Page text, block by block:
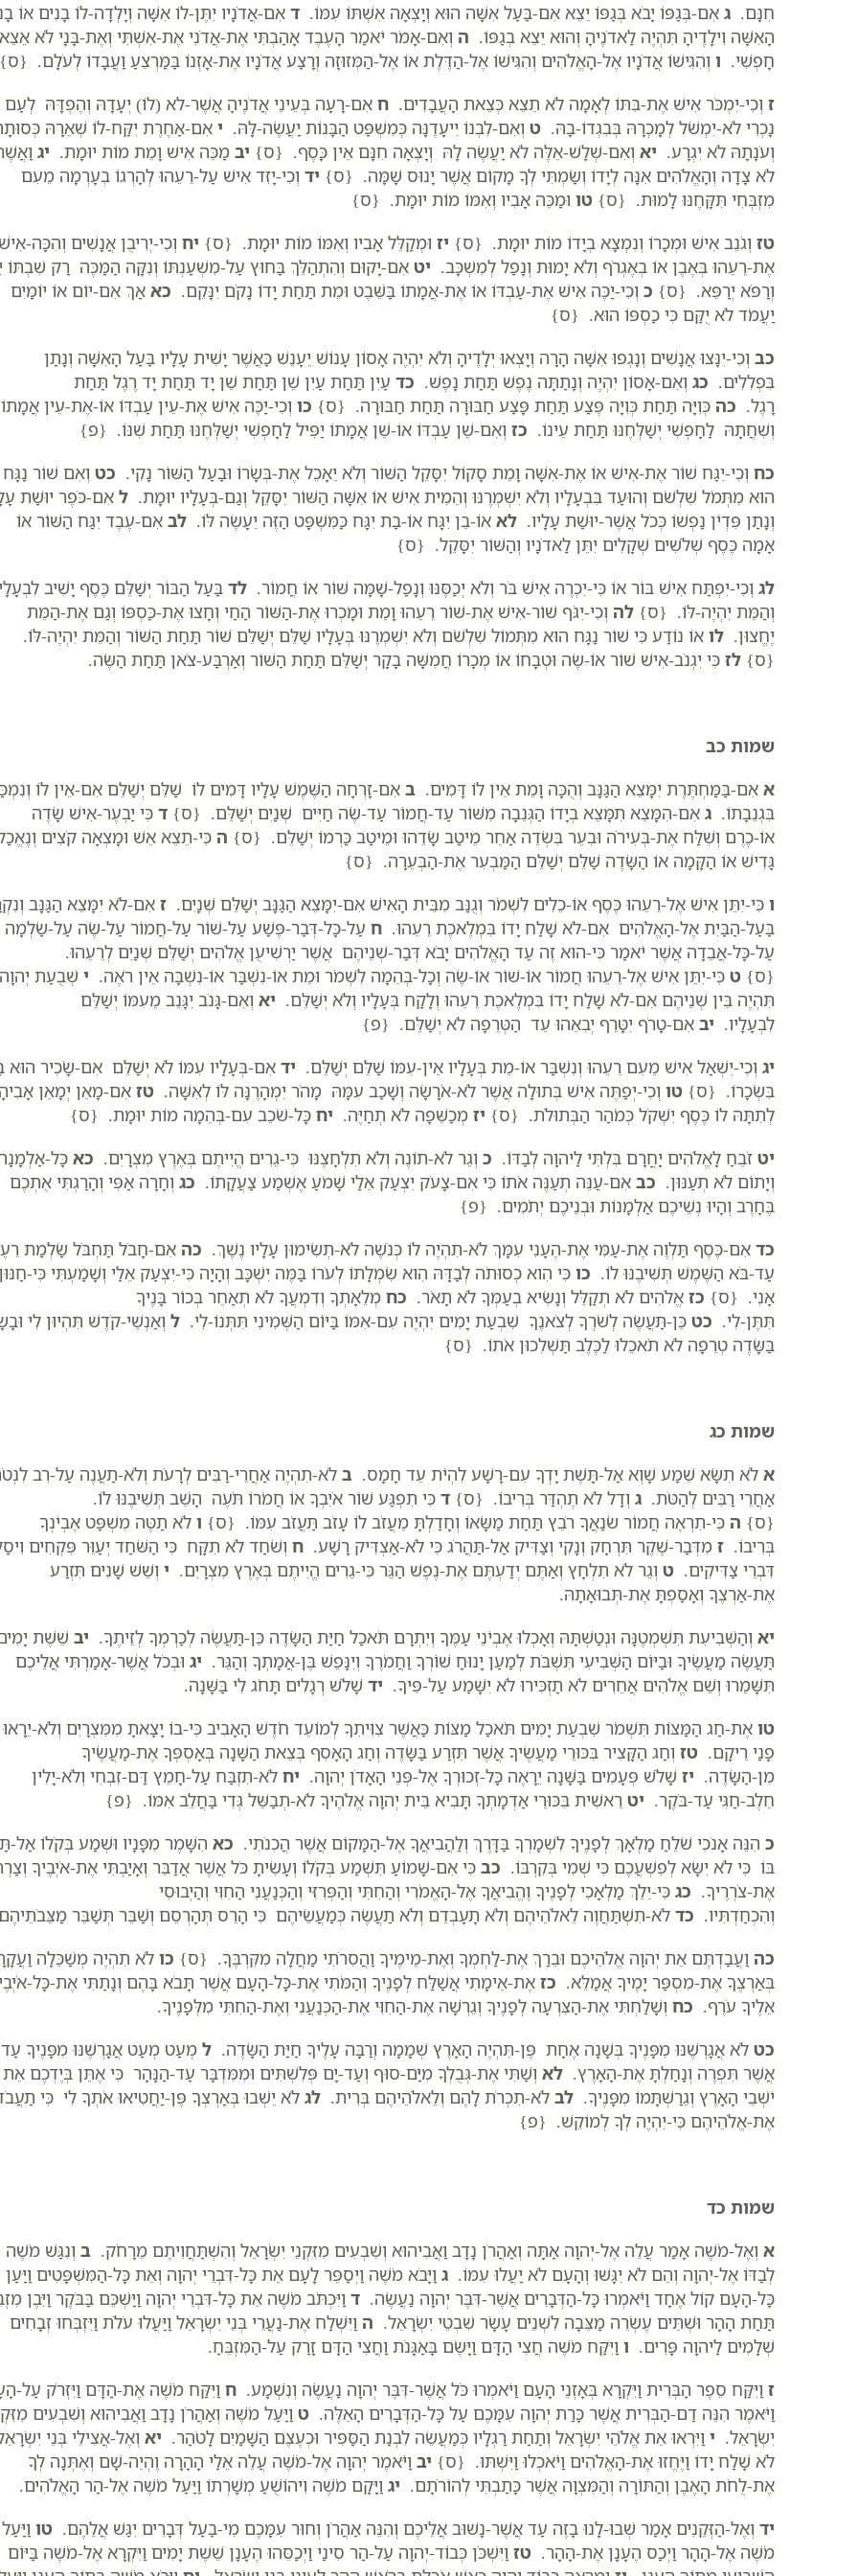
חִנָּם. ג אִם-בְּגַפּוֹ יָבֹא בְּגַפּוֹ יֵצֵא אִם-בַּעַל אִשָּׁה הוּא וְיָצְאָה אִשְׁתּוֹ עִמּוֹ. ד אִם-אֲדֹנָיו יִתֶּן-לוֹ אִשָּׁה וְיָלְדָה-לוֹ בָנִים אוֹ
הָאִשָּׁה וִילָדֶיהָ תִּהְיֶה לַאדֹנֶיהָ וְהוּא יֵצֵא בְגַפּוֹ. ה וְאִם-אָמֹר יֹאמַר הָעֶבֶד אָהַבְתִּי אֶת-אֲדֹנִי אֶת-אִשְׁתִּי וְאֶת-בָּנָי לֹא אֵצֵא
חָפְשִׁי. ו וְהִגִּישׁוֹ אֲדֹנָיו אֶל-הָאֱלֹהִים וְהִגִּישׁוֹ אֶל-הַדֶּלֶת אוֹ אֶל-הַמְּזוּזָה וְרָצַע אֲדֹנָיו אֶת-אָזְנוֹ בַּמַּרְצֵעַ וַעֲבָדוֹ לְעֹלָם. {ס}
ז וְכִי-יִמְכֹּר אִישׁ אֶת-בִּתּוֹ לְאָמָה לֹא תֵצֵא כְּצֵאת הָעֲבָדִים. ח אִם-רָעָה בְּעֵינֵי אֲדֹנֶיהָ אֲשֶׁר-לא (לוֹ) יְעָדָהּ וְהֶפְדָּהּ לְעַם
נָכְרִי לֹא-יִמְשֹׁל לְמָכְרָהּ בְּבִגְדוֹ-בָהּ. ט וְאִם-לִבְנוֹ יִיעָדֶנָּה כְּמִשְׁפַּט הַבָּנוֹת יַעֲשֶׂה-לָּהּ. י אִם-אַחֶרֶת יִקַּח-לוֹ שְׁאֵרָהּ
וְעֹנָתָהּ לֹא יִגְרָע. יא וְאִם-שְׁלָשׁ-אֵלֶּה לֹא יַעֲשֶׂה לָהּ וְיָצְאָה חִנָּם אֵין כָּסֶף. {ס} יב מַכֵּה אִישׁ וָמֵת מוֹת יוּמָת. יג
לֹא צָדָה וְהָאֱלֹהִים אִנָּה לְיָדוֹ וְשַׂמְתִּי לְךָ מָקוֹם אֲשֶׁר יָנוּס שָׁמָּה. {ס} יד וְכִי-יָזִד אִישׁ עַל-רֵעֵהוּ לְהָרְגוֹ בְעָרְמָה מֵעִם
מִזְבְּחִי תִּקָּחֶנּוּ לָמוּת. {ס} טו וּמַכֵּה אָבִיו וְאִמּוֹ מוֹת יוּמָת. {ס}
טז וְגֹנֵב אִישׁ וּמְכָרוֹ וְנִמְצָא בְיָדוֹ מוֹת יוּמָת. {ס} יז וּמְקַלֵּל אָבִיו וְאִמּוֹ מוֹת יוּמָת. {ס} יח וְכִי-יְרִיבֻן אֲנָשִׁים וְהִכָּה-אִישׁ
אֶת-רֵעֵהוּ בְּאֶבֶן אוֹ בְאֶגְרֹף וְלֹא יָמוּת וְנָפַל לְמִשְׁכָּב. יט אִם-יָקוּם וְהִתְהַלֵּךְ בַּחוּץ עַל-מִשְׁעַנְתּוֹ וְנִקָּה הַמַּכֶּה רַק שִׁבְתּוֹ
וְרַפֹּא יְרַפֵּא. {ס} כ וְכִי-יַכֶּה אִישׁ אֶת-עַבְדּוֹ אוֹ אֶת-אֲמָתוֹ בַּשֵּׁבֶט וּמֵת תַּחַת יָדוֹ נָקֹם יִנָּקֵם. כא אַךְ אִם-יוֹם אוֹ יוֹמַיִם
יַעֲמֹד לֹא יֻקַּם כִּי כַסְפּוֹ הוּא. {ס}
כב וְכִי-יִנָּצוּ אֲנָשִׁים וְנָגְפוּ אִשָּׁה הָרָה וְיָצְאוּ יְלָדֶיהָ וְלֹא יִהְיֶה אָסוֹן עָנוֹשׁ יֵעָנֵשׁ כַּאֲשֶׁר יָשִׁית עָלָיו בַּעַל הָאִשָּׁה וְנָתַן
בִּפְלִלִים. כג וְאִם-אָסוֹן יִהְיֶה וְנָתַתָּה נֶפֶשׁ תַּחַת נָפֶשׁ. כד עַיִן תַּחַת עַיִן שֵׁן תַּחַת שֵׁן יָד תַּחַת יָד רֶגֶל תַּחַת
רָגֶל. כה כְּוִיָּה תַּחַת כְּוִיָּה פֶּצַע תַּחַת פָּצַע חַבּוּרָה תַּחַת חַבּוּרָה. {ס} כו וְכִי-יַכֶּה אִישׁ אֶת-עֵין עַבְדּוֹ אוֹ-אֶת-עֵין אֲמָתוֹ
וְשִׁחֲתָהּ לַחָפְשִׁי יְשַׁלְּחֶנּוּ תַּחַת עֵינוֹ. כז וְאִם-שֵׁן עַבְדּוֹ אוֹ-שֵׁן אֲמָתוֹ יַפִּיל לַחָפְשִׁי יְשַׁלְּחֶנּוּ תַּחַת שִׁנּוֹ. {פ}
כח וְכִי-יִגַּח שׁוֹר אֶת-אִישׁ אוֹ אֶת-אִשָּׁה וָמֵת סָקוֹל יִסָּקֵל הַשּׁוֹר וְלֹא יֵאָכֵל אֶת-בְּשָׂרוֹ וּבַעַל הַשּׁוֹר נָקִי. כט וְאִם שׁוֹר נַגָּח
הוּא מִתְּמֹל שִׁלְשֹׁם וְהוּעַד בִּבְעָלָיו וְלֹא יִשְׁמְרֶנּוּ וְהֵמִית אִישׁ אוֹ אִשָּׁה הַשּׁוֹר יִסָּקֵל וְגַם-בְּעָלָיו יוּמָת. ל אִם-כֹּפֶר יוּשַׁת
וְנָתַן פִּדְיֹן נַפְשׁוֹ כְּכֹל אֲשֶׁר-יוּשַׁת עָלָיו. לא אוֹ-בֵן יִגָּח אוֹ-בַת יִגָּח כַּמִּשְׁפָּט הַזֶּה יֵעָשֶׂה לּוֹ. לב אִם-עֶבֶד יִגַּח הַשּׁוֹר אוֹ
אָמָה כֶּסֶף שְׁלֹשִׁים שְׁקָלִים יִתֵּן לַאדֹנָיו וְהַשּׁוֹר יִסָּקֵל. {ס}
לג וְכִי-יִפְתַּח אִישׁ בּוֹר אוֹ כִּי-יִכְרֶה אִישׁ בֹּר וְלֹא יְכַסֶּנּוּ וְנָפַל-שָׁמָּה שּׁוֹר אוֹ חֲמוֹר. לד בַּעַל הַבּוֹר יְשַׁלֵּם כֶּסֶף יָשִׁיב
וְהַמֵּת יִהְיֶה-לּוֹ. {ס} לה וְכִי-יִגֹּף שׁוֹר-אִישׁ אֶת-שׁוֹר רֵעֵהוּ וָמֵת וּמָכְרוּ אֶת-הַשּׁוֹר הַחַי וְחָצוּ אֶת-כַּסְפּוֹ וְגַם אֶת-הַמֵּת
יֶחֱצוּן. לו אוֹ נוֹדַע כִּי שׁוֹר נַגָּח הוּא מִתְּמוֹל שִׁלְשֹׁם וְלֹא יִשְׁמְרֶנּוּ בְּעָלָיו שַׁלֵּם יְשַׁלֵּם שׁוֹר תַּחַת הַשּׁוֹר וְהַמֵּת יִהְיֶה-לּוֹ.
{ס} לז כִּי יִגְנֹב-אִישׁ שׁוֹר אוֹ-שֶׂה וּטְבָחוֹ אוֹ מְכָרוֹ חֲמִשָּׁה בָקָר יְשַׁלֵּם תַּחַת הַשּׁוֹר וְאַרְבַּע-צֹאן תַּחַת הַשֶּׂה.
שמות כב
א אִם-בַּמַּחְתֶּרֶת יִמָּצֵא הַגַּנָּב וְהֻכָּה וָמֵת אֵין לוֹ דָּמִים. ב אִם-זָרְחָה הַשֶּׁמֶשׁ עָלָיו דָּמִים לוֹ שַׁלֵּם יְשַׁלֵּם אִם-אֵין לוֹ
בִּגְנֵבָתוֹ. ג אִם-הִמָּצֵא תִמָּצֵא בְיָדוֹ הַגְּנֵבָה מִשּׁוֹר עַד-חֲמוֹר עַד-שֶׂה חַיִּים שְׁנַיִם יְשַׁלֵּם. {ס} ד כִּי יַבְעֶר-אִישׁ שָׂדֶה
אוֹ-כֶרֶם וְשִׁלַּח אֶת-בְּעִירֹה וּבִעֵר בִּשְׂדֵה אַחֵר מֵיטַב שָׂדֵהוּ וּמֵיטַב כַּרְמוֹ יְשַׁלֵּם. {ס} ה כִּי-תֵצֵא אֵשׁ וּמָצְאָה קֹצִים
גָּדִישׁ אוֹ הַקָּמָה אוֹ הַשָּׂדֶה שַׁלֵּם יְשַׁלֵּם הַמַּבְעִר אֶת-הַבְּעֵרָה. {ס}
ו כִּי-יִתֵּן אִישׁ אֶל-רֵעֵהוּ כֶּסֶף אוֹ-כֵלִים לִשְׁמֹר וְגֻנַּב מִבֵּית הָאִישׁ אִם-יִמָּצֵא הַגַּנָּב יְשַׁלֵּם שְׁנָיִם. ז אִם-לֹא יִמָּצֵא הַגַּנָּב
בַּעַל-הַבַּיִת אֶל-הָאֱלֹהִים אִם-לֹא שָׁלַח יָדוֹ בִּמְלֶאכֶת רֵעֵהוּ. ח עַל-כָּל-דְּבַר-פֶּשַׁע עַל-שׁוֹר עַל-חֲמוֹר עַל-שֶׂה עַל-שַׂלְמָה
עַל-כָּל-אֲבֵדָה אֲשֶׁר יֹאמַר כִּי-הוּא זֶה עַד הָאֱלֹהִים יָבֹא דְּבַר-שְׁנֵיהֶם אֲשֶׁר יַרְשִׁיעֻן אֱלֹהִים יְשַׁלֵּם שְׁנַיִם לְרֵעֵהוּ.
{ס} ט כִּי-יִתֵּן אִישׁ אֶל-רֵעֵהוּ חֲמוֹר אוֹ-שׁוֹר אוֹ-שֶׂה וְכָל-בְּהֵמָה לִשְׁמֹר וּמֵת אוֹ-נִשְׁבַּר אוֹ-נִשְׁבָּה אֵין רֹאֶה. י שְׁבֻעַת יְהוָה
תִּהְיֶה בֵּין שְׁנֵיהֶם אִם-לֹא שָׁלַח יָדוֹ בִּמְלֶאכֶת רֵעֵהוּ וְלָקַח בְּעָלָיו וְלֹא יְשַׁלֵּם. יא וְאִם-גָּנֹב יִגָּנֵב מֵעִמּוֹ יְשַׁלֵּם
לִבְעָלָיו. יב אִם-טָרֹף יִטָּרֵף יְבִאֵהוּ עֵד הַטְּרֵפָה לֹא יְשַׁלֵּם. {פ}
יג וְכִי-יִשְׁאַל אִישׁ מֵעִם רֵעֵהוּ וְנִשְׁבַּר אוֹ-מֵת בְּעָלָיו אֵין-עִמּוֹ שַׁלֵּם יְשַׁלֵּם. יד אִם-בְּעָלָיו עִמּוֹ לֹא יְשַׁלֵּם אִם-שָׂכִיר הוּא
בִּשְׂכָרוֹ. {ס} טו וְכִי-יְפַתֶּה אִישׁ בְּתוּלָה אֲשֶׁר לֹא-אֹרָשָׂה וְשָׁכַב עִמָּהּ מָהֹר יִמְהָרֶנָּה לּוֹ לְאִשָּׁה. טז אִם-מָאֵן יְמָאֵן אָבִיהָ
לְתִתָּהּ לוֹ כֶּסֶף יִשְׁקֹל כְּמֹהַר הַבְּתוּלֹת. {ס} יז מְכַשֵּׁפָה לֹא תְחַיֶּה. יח כָּל-שֹׁכֵב עִם-בְּהֵמָה מוֹת יוּמָת. {ס}
יט זֹבֵחַ לָאֱלֹהִים יָחֳרָם בִּלְתִּי לַיהוָה לְבַדּוֹ. כ וְגֵר לֹא-תוֹנֶה וְלֹא תִלְחָצֶנּוּ כִּי-גֵרִים הֱיִיתֶם בְּאֶרֶץ מִצְרָיִם. כא כָּל-
וְיָתוֹם לֹא תְעַנּוּן. כב אִם-עַנֵּה תְעַנֶּה אֹתוֹ כִּי אִם-צָעֹק יִצְעַק אֵלַי שָׁמֹעַ אֶשְׁמַע צַעֲקָתוֹ. כג וְחָרָה אַפִּי וְהָרַגְתִּי אֶתְכֶם
בֶּחָרֶב וְהָיוּ נְשֵׁיכֶם אַלְמָנוֹת וּבְנֵיכֶם יְתֹמִים. {פ}
כד אִם-כֶּסֶף תַּלְוֶה אֶת-עַמִּי אֶת-הֶעָנִי עִמָּךְ לֹא-תִהְיֶה לוֹ כְּנֹשֶׁה לֹא-תְשִׂימוּן עָלָיו נֶשֶׁךְ. כה אִם-חָבֹל תַּחְבֹּל שַׂלְמַת
עַד-בֹּא הַשֶּׁמֶשׁ תְּשִׁיבֶנּוּ לוֹ. כו כִּי הִוא כְסוּתֹה לְבַדָּהּ הִוא שִׂמְלָתוֹ לְעֹרוֹ בַּמֶּה יִשְׁכָּב וְהָיָה כִּי-יִצְעַק אֵלַי וְשָׁמַעְתִּי כִּי-חַנּוּן
אָנִי. {ס} כז אֱלֹהִים לֹא תְקַלֵּל וְנָשִׂיא בְעַמְּךָ לֹא תָאֹר. כח מְלֵאָתְךָ וְדִמְעֲךָ לֹא תְאַחֵר בְּכוֹר בָּנֶיךָ
תִּתֶּן-לִי. כט כֵּן-תַּעֲשֶׂה לְשֹׁרְךָ לְצֹאנֶךָ שִׁבְעַת יָמִים יִהְיֶה עִם-אִמּוֹ בַּיּוֹם הַשְּׁמִינִי תִּתְּנוֹ-לִי. ל וְאַנְשֵׁי-קֹדֶשׁ תִּהְיוּן לִי
בַּשָּׂדֶה טְרֵפָה לֹא תֹאכֵלוּ לַכֶּלֶב תַּשְׁלִכוּן אֹתוֹ. {ס}
שמות כג
א לֹא תִשָּׂא שֵׁמַע שָׁוְא אַל-תָּשֶׁת יָדְךָ עִם-רָשָׁע לִהְיֹת עֵד חָמָס. ב לֹא-תִהְיֶה אַחֲרֵי-רַבִּים לְרָעֹת וְלֹא-תַעֲנֶה עַל-רִב
אַחֲרֵי רַבִּים לְהַטֹּת. ג וְדָל לֹא תֶהְדַּר בְּרִיבוֹ. {ס} ד כִּי תִפְגַּע שׁוֹר אֹיִבְךָ אוֹ חֲמֹרוֹ תֹּעֶה הָשֵׁב תְּשִׁיבֶנּוּ לוֹ.
{ס} ה כִּי-תִרְאֶה חֲמוֹר שֹׂנַאֲךָ רֹבֵץ תַּחַת מַשָּׂאוֹ וְחָדַלְתָּ מֵעֲזֹב לוֹ עָזֹב תַּעֲזֹב עִמּוֹ. {ס} ו לֹא תַטֶּה מִשְׁפַּט אֶבְיֹנְךָ
בְּרִיבוֹ. ז מִדְּבַר-שֶׁקֶר תִּרְחָק וְנָקִי וְצַדִּיק אַל-תַּהֲרֹג כִּי לֹא-אַצְדִּיק רָשָׁע. ח וְשֹׁחַד לֹא תִקָּח כִּי הַשֹּׁחַד יְעַוֵּר פִּקְחִים
דִּבְרֵי צַדִּיקִים. ט וְגֵר לֹא תִלְחָץ וְאַתֶּם יְדַעְתֶּם אֶת-נֶפֶשׁ הַגֵּר כִּי-גֵרִים הֱיִיתֶם בְּאֶרֶץ מִצְרָיִם. י וְשֵׁשׁ שָׁנִים תִּזְרַע
אֶת-אַרְצֶךָ וְאָסַפְתָּ אֶת-תְּבוּאָתָהּ.
יא וְהַשְּׁבִיעִת תִּשְׁמְטֶנָּה וּנְטַשְׁתָּהּ וְאָכְלוּ אֶבְיֹנֵי עַמֶּךָ וְיִתְרָם תֹּאכַל חַיַּת הַשָּׂדֶה כֵּן-תַּעֲשֶׂה לְכַרְמְךָ לְזֵיתֶךָ. יב שֵׁשֶׁת
תַּעֲשֶׂה מַעֲשֶׂיךָ וּבַיּוֹם הַשְּׁבִיעִי תִּשְׁבֹּת לְמַעַן יָנוּחַ שׁוֹרְךָ וַחֲמֹרֶךָ וְיִנָּפֵשׁ בֶּן-אֲמָתְךָ וְהַגֵּר. יג וּבְכֹל אֲשֶׁר-אָמַרְתִּי אֲלֵיכֶם
תִּשָּׁמֵרוּ וְשֵׁם אֱלֹהִים אֲחֵרִים לֹא תַזְכִּירוּ לֹא יִשָּׁמַע עַל-פִּיךָ. יד שָׁלֹשׁ רְגָלִים תָּחֹג לִי בַּשָּׁנָה.
טו אֶת-חַג הַמַּצּוֹת תִּשְׁמֹר שִׁבְעַת יָמִים תֹּאכַל מַצּוֹת כַּאֲשֶׁר צִוִּיתִךָ לְמוֹעֵד חֹדֶשׁ הָאָבִיב כִּי-בוֹ יָצָאתָ מִמִּצְרָיִם וְלֹא-יֵרָאוּ
פָנַי רֵיקָם. טז וְחַג הַקָּצִיר בִּכּוּרֵי מַעֲשֶׂיךָ אֲשֶׁר תִּזְרַע בַּשָּׂדֶה וְחַג הָאָסִף בְּצֵאת הַשָּׁנָה בְּאָסְפְּךָ אֶת-מַעֲשֶׂיךָ
מִן-הַשָּׂדֶה. יז שָׁלֹשׁ פְּעָמִים בַּשָּׁנָה יֵרָאֶה כָּל-זְכוּרְךָ אֶל-פְּנֵי הָאָדֹן יְהוָה. יח לֹא-תִזְבַּח עַל-חָמֵץ דַּם-זִבְחִי וְלֹא-יָלִין
חֵלֶב-חַגִּי עַד-בֹּקֶר. יט רֵאשִׁית בִּכּוּרֵי אַדְמָתְךָ תָּבִיא בֵּית יְהוָה אֱלֹהֶיךָ לֹא-תְבַשֵּׁל גְּדִי בַּחֲלֵב אִמּוֹ. {פ}
כ הִנֵּה אָנֹכִי שֹׁלֵחַ מַלְאָךְ לְפָנֶיךָ לִשְׁמָרְךָ בַּדָּרֶךְ וְלַהֲבִיאֲךָ אֶל-הַמָּקוֹם אֲשֶׁר הֲכִנֹתִי. כא הִשָּׁמֶר מִפָּנָיו וּשְׁמַע בְּקֹלוֹ אַל-
בּוֹ כִּי לֹא יִשָּׂא לְפִשְׁעֲכֶם כִּי שְׁמִי בְּקִרְבּוֹ. כב כִּי אִם-שָׁמוֹעַ תִּשְׁמַע בְּקֹלוֹ וְעָשִׂיתָ כֹּל אֲשֶׁר אֲדַבֵּר וְאָיַבְתִּי אֶת-אֹיְבֶיךָ
אֶת-צֹרְרֶיךָ. כג כִּי-יֵלֵךְ מַלְאָכִי לְפָנֶיךָ וֶהֱבִיאֲךָ אֶל-הָאֱמֹרִי וְהַחִתִּי וְהַפְּרִזִּי וְהַכְּנַעֲנִי הַחִוִּי וְהַיְבוּסִי
וְהִכְחַדְתִּיו. כד לֹא-תִשְׁתַּחֲוֶה לֵאלֹהֵיהֶם וְלֹא תָעָבְדֵם וְלֹא תַעֲשֶׂה כְּמַעֲשֵׂיהֶם כִּי הָרֵס תְּהָרְסֵם וְשַׁבֵּר תְּשַׁבֵּר
כה וַעֲבַדְתֶּם אֵת יְהוָה אֱלֹהֵיכֶם וּבֵרַךְ אֶת-לַחְמְךָ וְאֶת-מֵימֶיךָ וַהֲסִרֹתִי מַחֲלָה מִקִּרְבֶּךָ. {ס} כו לֹא תִהְיֶה מְשַׁכֵּלָה
בְּאַרְצֶךָ אֶת-מִסְפַּר יָמֶיךָ אֲמַלֵּא. כז אֶת-אֵימָתִי אֲשַׁלַּח לְפָנֶיךָ וְהַמֹּתִי אֶת-כָּל-הָעָם אֲשֶׁר תָּבֹא בָּהֶם וְנָתַתִּי אֶת-כָּל-
אֵלֶיךָ עֹרֶף. כח וְשָׁלַחְתִּי אֶת-הַצִּרְעָה לְפָנֶיךָ וְגֵרְשָׁה אֶת-הַחִוִּי אֶת-הַכְּנַעֲנִי וְאֶת-הַחִתִּי מִלְּפָנֶיךָ.
כט לֹא אֲגָרְשֶׁנּוּ מִפָּנֶיךָ בְּשָׁנָה אֶחָת פֶּן-תִּהְיֶה הָאָרֶץ שְׁמָמָה וְרַבָּה עָלֶיךָ חַיַּת הַשָּׂדֶה. ל מְעַט מְעַט אֲגָרְשֶׁנּוּ מִפָּנֶיךָ עַד
אֲשֶׁר תִּפְרֶה וְנָחַלְתָּ אֶת-הָאָרֶץ. לא וְשַׁתִּי אֶת-גְּבֻלְךָ מִיַּם-סוּף וְעַד-יָם פְּלִשְׁתִּים וּמִמִּדְבָּר עַד-הַנָּהָר כִּי אֶתֵּן בְּיֶדְכֶם אֵת
יֹשְׁבֵי הָאָרֶץ וְגֵרַשְׁתָּמוֹ מִפָּנֶיךָ. לב לֹא-תִכְרֹת לָהֶם וְלֵאלֹהֵיהֶם בְּרִית. לג לֹא יֵשְׁבוּ בְּאַרְצְךָ פֶּן-יַחֲטִיאוּ אֹתְךָ לִי כִּי
אֶת-אֱלֹהֵיהֶם כִּי-יִהְיֶה לְךָ לְמוֹקֵשׁ. {פ}
שמות כד
א וְאֶל-מֹשֶׁה אָמַר עֲלֵה אֶל-יְהוָה אַתָּה וְאַהֲרֹן נָדָב וַאֲבִיהוּא וְשִׁבְעִים מִזִּקְנֵי יִשְׂרָאֵל וְהִשְׁתַּחֲוִיתֶם מֵרָחֹק. ב וְנִגַּשׁ מֹשֶׁה
לְבַדּוֹ אֶל-יְהוָה וְהֵם לֹא יִגָּשׁוּ וְהָעָם לֹא יַעֲלוּ עִמּוֹ. ג וַיָּבֹא מֹשֶׁה וַיְסַפֵּר לָעָם אֵת כָּל-דִּבְרֵי יְהוָה וְאֵת כָּל-הַמִּשְׁפָּטִים וַיַּעַן
כָּל-הָעָם קוֹל אֶחָד וַיֹּאמְרוּ כָּל-הַדְּבָרִים אֲשֶׁר-דִּבֶּר יְהוָה נַעֲשֶׂה. ד וַיִּכְתֹּב מֹשֶׁה אֵת כָּל-דִּבְרֵי יְהוָה וַיַּשְׁכֵּם בַּבֹּקֶר וַיִּבֶן
תַּחַת הָהָר וּשְׁתֵּים עֶשְׂרֵה מַצֵּבָה לִשְׁנֵים עָשָׂר שִׁבְטֵי יִשְׂרָאֵל. ה וַיִּשְׁלַח אֶת-נַעֲרֵי בְּנֵי יִשְׂרָאֵל וַיַּעֲלוּ עֹלֹת וַיִּזְבְּחוּ זְבָחִים
שְׁלָמִים לַיהוָה פָּרִים. ו וַיִּקַּח מֹשֶׁה חֲצִי הַדָּם וַיָּשֶׂם בָּאַגָּנֹת וַחֲצִי הַדָּם זָרַק עַל-הַמִּזְבֵּחַ.
ז וַיִּקַּח סֵפֶר הַבְּרִית וַיִּקְרָא בְּאָזְנֵי הָעָם וַיֹּאמְרוּ כֹּל אֲשֶׁר-דִּבֶּר יְהוָה נַעֲשֶׂה וְנִשְׁמָע. ח וַיִּקַּח מֹשֶׁה אֶת-הַדָּם וַיִּזְרֹק עַל-
וַיֹּאמֶר הִנֵּה דַם-הַבְּרִית אֲשֶׁר כָּרַת יְהוָה עִמָּכֶם עַל כָּל-הַדְּבָרִים הָאֵלֶּה. ט וַיַּעַל מֹשֶׁה וְאַהֲרֹן נָדָב וַאֲבִיהוּא וְשִׁבְעִים
יִשְׂרָאֵל. י וַיִּרְאוּ אֵת אֱלֹהֵי יִשְׂרָאֵל וְתַחַת רַגְלָיו כְּמַעֲשֵׂה לִבְנַת הַסַּפִּיר וּכְעֶצֶם הַשָּׁמַיִם לָטֹהַר. יא וְאֶל-אֲצִילֵי בְּנֵי
לֹא שָׁלַח יָדוֹ וַיֶּחֱזוּ אֶת-הָאֱלֹהִים וַיֹּאכְלוּ וַיִּשְׁתּוּ. {ס} יב וַיֹּאמֶר יְהוָה אֶל-מֹשֶׁה עֲלֵה אֵלַי הָהָרָה וֶהְיֵה-שָׁם וְאֶתְּנָה לְךָ
אֶת-לֻחֹת הָאֶבֶן וְהַתּוֹרָה וְהַמִּצְוָה אֲשֶׁר כָּתַבְתִּי לְהוֹרֹתָם. יג וַיָּקָם מֹשֶׁה וִיהוֹשֻׁעַ מְשָׁרְתוֹ וַיַּעַל מֹשֶׁה אֶל-הַר הָאֱלֹהִים.
יד וְאֶל-הַזְּקֵנִים אָמַר שְׁבוּ-לָנוּ בָזֶה עַד אֲשֶׁר-נָשׁוּב אֲלֵיכֶם וְהִנֵּה אַהֲרֹן וְחוּר עִמָּכֶם מִי-בַעַל דְּבָרִים יִגַּשׁ אֲלֵהֶם. טו וַיַּעַל
מֹשֶׁה אֶל-הָהָר וַיְכַס הֶעָנָן אֶת-הָהָר. טז וַיִּשְׁכֹּן כְּבוֹד-יְהוָה עַל-הַר סִינַי וַיְכַסֵּהוּ הֶעָנָן שֵׁשֶׁת יָמִים וַיִּקְרָא אֶל-מֹשֶׁה בַּיּוֹם